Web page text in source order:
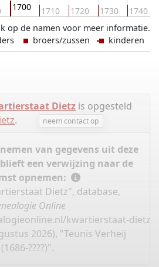
1700 1710 1720 1730 1740
op de namen voor meer informatie.
broers/zussen kinderen
Dietz is opgesteld
. neem contact op
van gegevens uit deze
een verwijzing naar de
opnemen:
Dietz", database,
Online
kwartierstaat-dietz/
2026), "Teunis Verheij
(1686-????)".